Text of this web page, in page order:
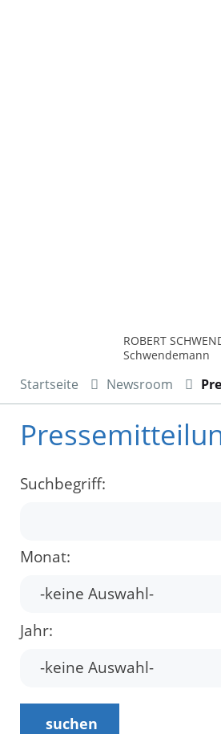
ROBERT
Schwendemann
Startseite Newsroom
Suchbegriff:
Monat:
Jahr:
suchen